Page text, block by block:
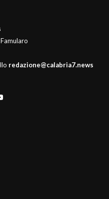
redazione@calabria7.news